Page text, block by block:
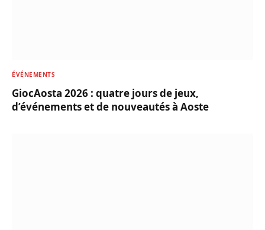
ÉVÉNEMENTS
GiocAosta 2026 : quatre jours de jeux,
d’événements et de nouveautés à Aoste